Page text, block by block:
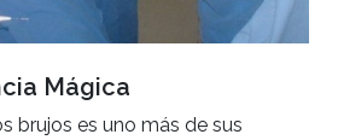
Mágica
brujos es uno más de sus